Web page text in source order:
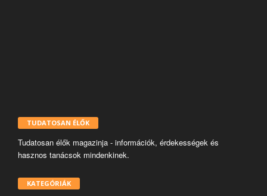
TUDATOSAN ÉLŐK
Tudatosan élők magazinja - információk, érdekességek és
hasznos tanácsok mindenkinek.
KATEGÓRIÁK